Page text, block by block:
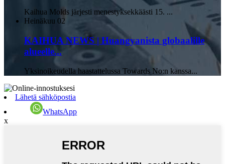
Kaihua Molds järjesti menestyksekkäästi 15. ...
Heinäkuu 02
KAIHUA NEWS | Huangyanista globaalille
alueelle...
Yksinoikeudella haastattelussa Towards No:n kanssa...
Lähetä sähköpostia
WhatsApp
x